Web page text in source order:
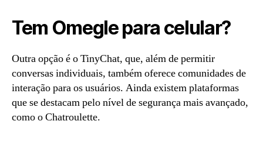
Tem Omegle para celular?
Outra opção é o TinyChat, que, além de permitir
conversas individuais, também oferece comunidades de
interação para os usuários. Ainda existem plataformas
que se destacam pelo nível de segurança mais avançado,
como o Chatroulette.